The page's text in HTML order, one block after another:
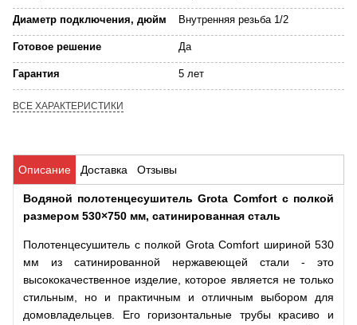
Диаметр подключения, дюйм Внутренняя резьба 1/2
Готовое решение Да
Гарантия 5 лет
ВСЕ ХАРАКТЕРИСТИКИ
Описание Доставка Отзывы
Водяной полотенцесушитель Grota Comfort с полкой
размером 530×750 мм, сатинированная сталь
Полотенцесушитель с полкой Grota Comfort шириной 530
мм из сатинированной нержавеющей стали - это
высококачественное изделие, которое является не только
стильным, но и практичным и отличным выбором для
домовладельцев. Его горизонтальные трубы красиво и